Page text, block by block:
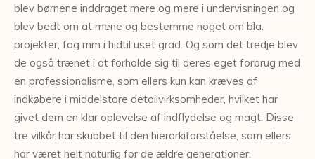
blev børnene inddraget mere og mere i undervisningen og
blev bedt om at mene og bestemme noget om bla.
projekter, fag mm i hidtil uset grad. Og som det tredje blev
de også trænet i at forholde sig til deres eget forbrug med
en professionalisme, som ellers kun kan kræves af
indkøbere i middelstore detailvirksomheder, hvilket har
givet dem en klar oplevelse af indflydelse og magt. Disse
tre vilkår har skubbet til den hierarkiforståelse, som ellers
har været helt naturlig for de ældre generationer.